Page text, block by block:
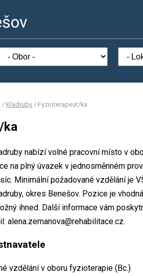
/ Kladruby / Fyzioterapeut/ka
ka
nabízí volné pracovní místo v
na plný úvazek v jednosměnném
Minimální požadované vzdělání je
okres Benešov. Pozice je
ihned. Další informace vám
alena.zemanova@rehabilitace.cz.
vzdělání v oboru fyzioterapie (Bc.)